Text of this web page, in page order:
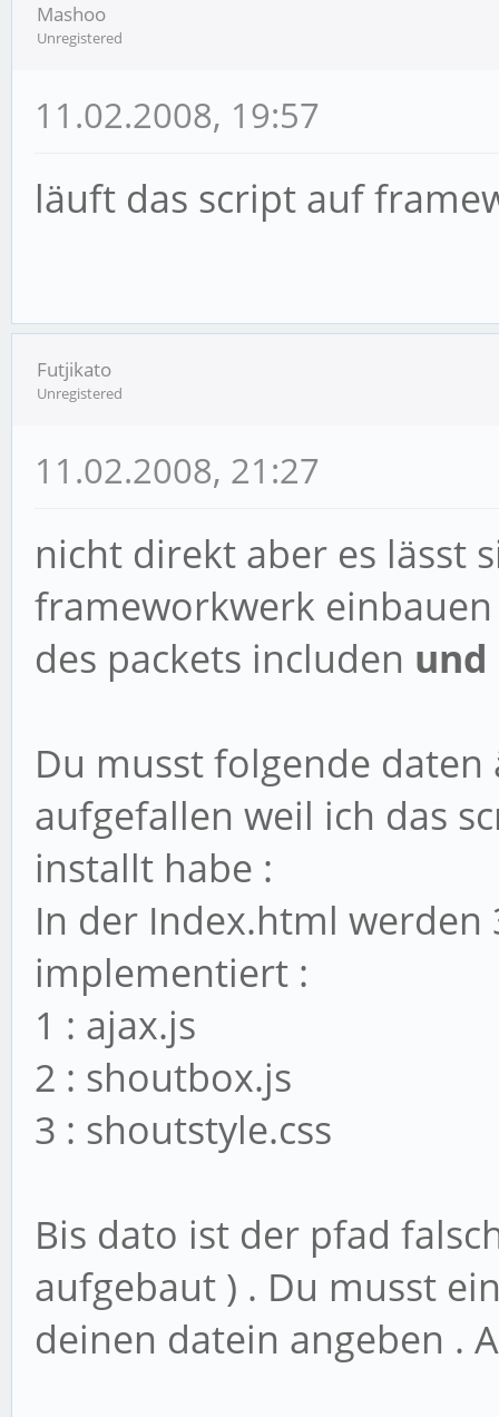
Mashoo
Unregistered
11.02.2008, 19:57
läuft das script auf
Futjikato
Unregistered
11.02.2008, 21:27
nicht direkt aber es lässt
frameworkwerk
des packets includen und
Du musst folgende
aufgefallen weil ich das
installt habe :
In der Index.html
implementiert :
1 : ajax.js
2 : shoutbox.js
3 : shoutstyle.css
Bis dato ist der pfad
aufgebaut ) . Du musst
deinen datein angeben .